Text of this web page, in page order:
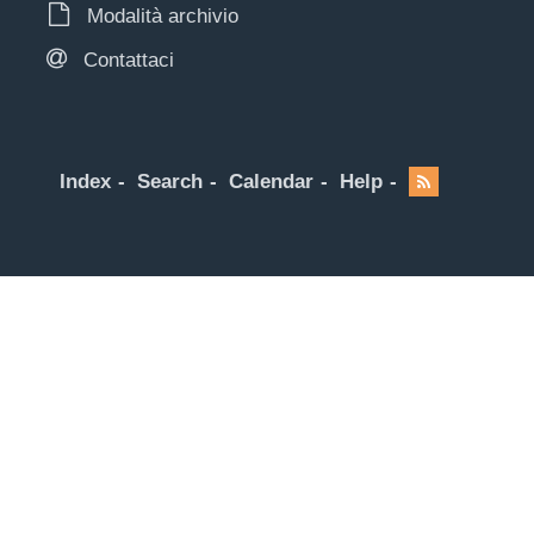
Modalità archivio
Contattaci
Index Search Calendar Help